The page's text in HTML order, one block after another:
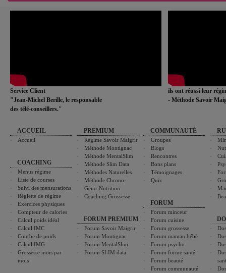
Service Client
"Jean-Michel Berille, le responsable
des télé-conseillers."
ils ont réussi leur
- Méthode Savoir
ACCUEIL
Accueil
COACHING
Menus régime
Liste de courses
Suivi des mensurations
Réglette de régime
Exercices physiques
Compteur de calories
Calcul poids idéal
Calcul IMC
Courbe de poids
Calcul IMG
Grossesse mois par
mois
PREMIUM
Régime Savoir Maigrir
Méthode Montignac
Méthode MentalSlim
Méthode Slim Data
Méthodes Naturelles
Méthode Chrono-
Géno-Nutrition
Coaching Grossesse
FORUM PREMIUM
Forum Savoir Maigrir
Forum Montignac
Forum MentalSlim
Forum SLIM data
COMMUNAUTÉ
Groupes
Blogs
Rencontres
Bons plans
Témoignages
Quiz
FORUM
Forum minceur
Forum cuisine
Forum grossesse
Forum maman bébé
Forum psycho
Forum forme santé
Forum beauté
Forum communauté